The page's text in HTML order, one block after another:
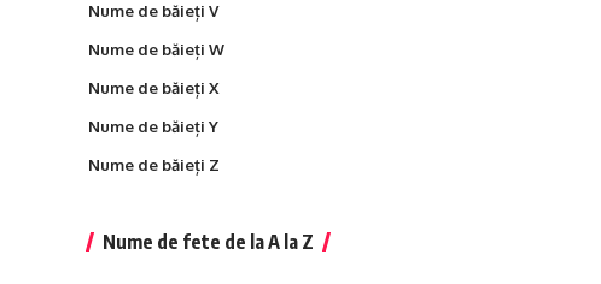
Nume de băieți V
Nume de băieți W
Nume de băieți X
Nume de băieți Y
Nume de băieți Z
Nume de fete de la A la Z